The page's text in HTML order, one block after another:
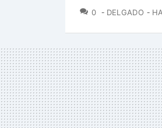
0 COMENTARIOS
DELGADO